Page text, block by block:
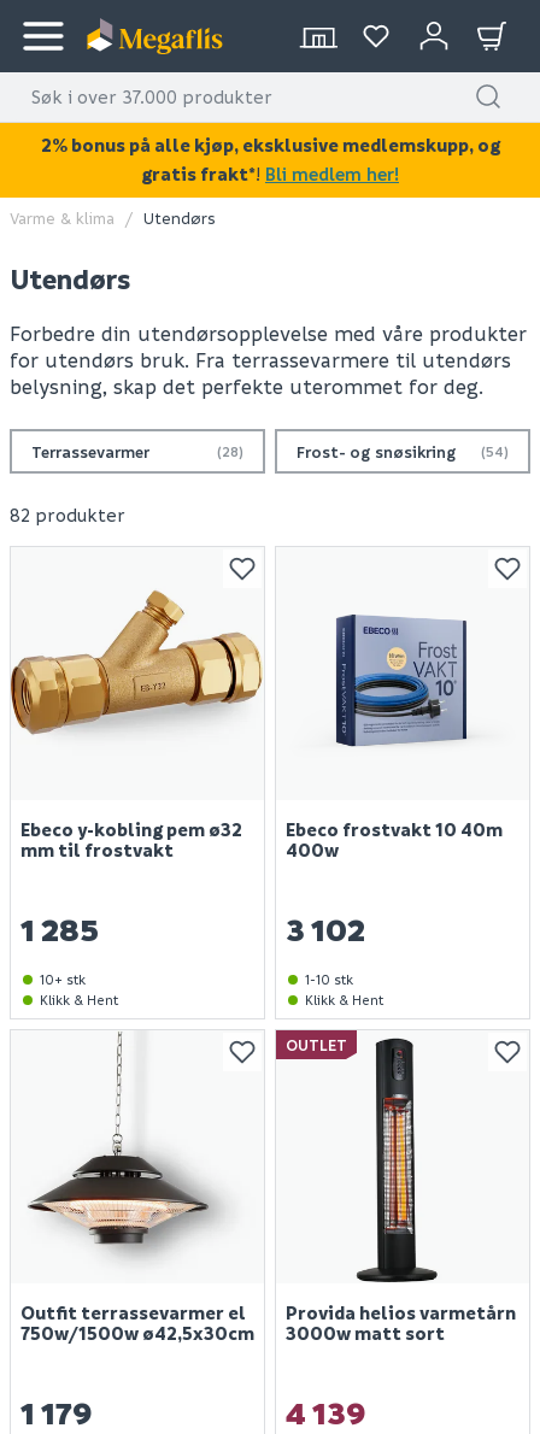
Varme & klima Utendørs
Utendørs
Forbedre din utendørsopplevelse med våre produkter
for utendørs bruk. Fra terrassevarmere til utendørs
belysning, skap det perfekte uterommet for deg.
Terrassevarmer (28) Frost- og snøsikring (54)
82 produkter
Ebeco y-kobling pem ø32
mm til frostvakt
1 285
10+ stk
Klikk & Hent
Ebeco frostvakt 10 40m
400w
3 102
1-10 stk
Klikk & Hent
Outfit terrassevarmer el
750w/1500w ø42,5x30cm
1 179
OUTLET
Provida helios varmetårn
3000w matt sort
4 139
2% bonus på alle kjøp, eksklusive medlemskupp, og
gratis frakt*! Bli medlem her!